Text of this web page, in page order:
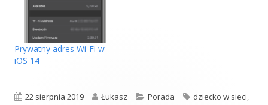
Prywatny adres Wi-Fi w
iOS 14
Opublikowano
22 sierpnia 2019 Autor
Łukasz Kategorie
Porada Tagi
dziecko w sieci,